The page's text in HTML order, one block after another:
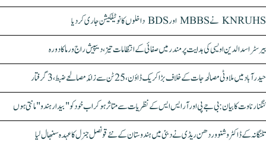
KNRUHS نے MBBS اور BDS داخلوں کا نوٹیفکیشن جاری کر دیا
بیرسٹر اسدالدین اویسی کی ہدایت پر مندر میں صفائی کے انتظامات تیز، دیپیش راج ورما کا دورہ
حیدرآباد میں ملاوٹی مصالحہ جات کے خلاف بڑا کریک ڈاؤن، 25 ٹن سے زائد مصالحے ضبط، 3 گرفتار
کنگنا رناوت کا بیان: بی جے پی اور آر ایس ایس کے نظریات سے متاثر ہو کر اب خود کو "بیدار ہندو" مانتی ہوں
تلنگانہ کے ڈاکٹر وشنو وردھن ریڈی نے دبئی میں ہندوستان کے نئے قونصل جنرل کا عہدہ سنبھال لیا